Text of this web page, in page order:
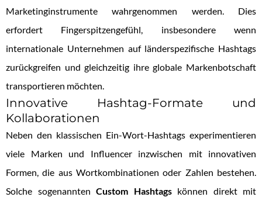
Marketinginstrumente wahrgenommen werden. Dies
erfordert Fingerspitzengefühl, insbesondere wenn
internationale Unternehmen auf länderspezifische Hashtags
zurückgreifen und gleichzeitig ihre globale Markenbotschaft
transportieren möchten.
Innovative Hashtag-Formate und
Kollaborationen
Neben den klassischen Ein-Wort-Hashtags experimentieren
viele Marken und Influencer inzwischen mit innovativen
Formen, die aus Wortkombinationen oder Zahlen bestehen.
Solche sogenannten Custom Hashtagskönnen direkt mit